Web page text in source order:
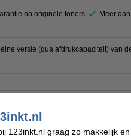
op originele toners Meer
versie (qua afdrukcapaciteit) van
123inkt.nl graag zo makkelijk